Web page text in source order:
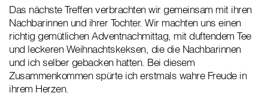
Das nächste Treffen verbrachten wir gemeinsam mit ihren
Nachbarinnen und ihrer Tochter. Wir machten uns einen
richtig gemütlichen Adventnachmittag, mit duftendem Tee
und leckeren Weihnachtskeksen, die die Nachbarinnen
und ich selber gebacken hatten. Bei diesem
Zusammenkommen spürte ich erstmals wahre Freude in
ihrem Herzen.